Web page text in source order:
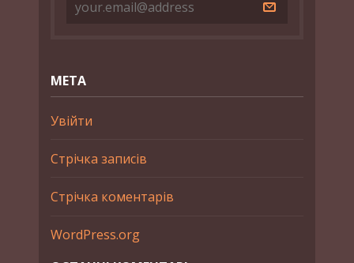
МЕТА
Увійти
Стрічка записів
Стрічка коментарів
WordPress.org